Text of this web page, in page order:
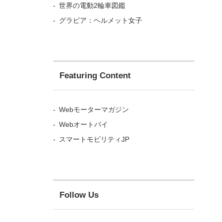
世界の電動2輪車図鑑
グラビア：ヘルメット女子
Featuring Content
Webモーターマガジン
Webオートバイ
スマートモビリティJP
Follow Us